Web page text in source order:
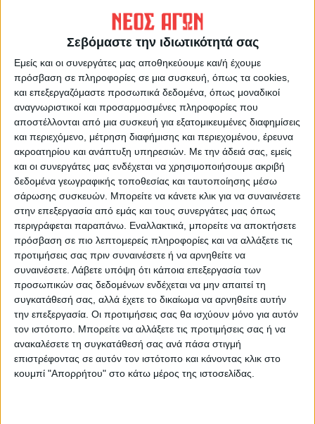
Σεβόμαστε την ιδιωτικότητά σας
Εμείς και οι συνεργάτες μας αποθηκεύουμε και/ή έχουμε
πρόσβαση σε πληροφορίες σε μια συσκευή, όπως τα cookies,
και επεξεργαζόμαστε προσωπικά δεδομένα, όπως μοναδικοί
αναγνωριστικοί και προσαρμοσμένες πληροφορίες που
αποστέλλονται από μια συσκευή για εξατομικευμένες διαφημίσεις
και περιεχόμενο, μέτρηση διαφήμισης και περιεχομένου, έρευνα
ακροατηρίου και ανάπτυξη υπηρεσιών. Με την άδειά σας, εμείς
και οι συνεργάτες μας ενδέχεται να χρησιμοποιήσουμε ακριβή
δεδομένα γεωγραφικής τοποθεσίας και ταυτοποίησης μέσω
σάρωσης συσκευών. Μπορείτε να κάνετε κλικ για να συναινέσετε
στην επεξεργασία από εμάς και τους συνεργάτες μας όπως
περιγράφεται παραπάνω. Εναλλακτικά, μπορείτε να αποκτήσετε
πρόσβαση σε πιο λεπτομερείς πληροφορίες και να αλλάξετε τις
προτιμήσεις σας πριν συναινέσετε ή να αρνηθείτε να
συναινέσετε. Λάβετε υπόψη ότι κάποια επεξεργασία των
προσωπικών σας δεδομένων ενδέχεται να μην απαιτεί τη
συγκατάθεσή σας, αλλά έχετε το δικαίωμα να αρνηθείτε αυτήν
την επεξεργασία. Οι προτιμήσεις σας θα ισχύουν μόνο για αυτόν
τον ιστότοπο. Μπορείτε να αλλάξετε τις προτιμήσεις σας ή να
ανακαλέσετε τη συγκατάθεσή σας ανά πάσα στιγμή
επιστρέφοντας σε αυτόν τον ιστότοπο και κάνοντας κλικ στο
κουμπί "Απορρήτου" στο κάτω μέρος της ιστοσελίδας.
οφείλονται, πέρα από την παγκόσμια
υπερθέρμανση, και σε παράγοντες και
δεδομένα τοπικού χαρακτήρα τα οποία
επιτείνουν το φαινόμενο.
Η αλλαγή από το υδρόφιλο και πράσινο
βαμβάκι στο «ξηροθερμικό» τις
καλοκαιρινές περιόδους σιτάρι έχει
επηρεάσει σε μεγάλο βαθμό το μικροκλίμα
του κάμπου, σε τέτοιο βαθμό ώστε πλέον οι
νύχτες εκεί από δροσερές που ήταν τα
προηγούμενα χρόνια, όταν ποτιζόταν ο
«λευκός χρυσός», να έχουν γίνει πλέον
ανυπόφορες. Το γεγονός ότι στη Θεσσαλία
το βαμβάκι και οι άλλες εαρινές
καλλιέργειες καταλαμβάνουν πλέον σχεδόν
τη μισή έκταση από ότι προ δεκαπενταετίας
και τα σιτηρά τη διπλάσια έχει ως συνέπεια
να καίγονται πολύ περισσότερες
σιτοκαλαμιές τους θερινούς μήνες από